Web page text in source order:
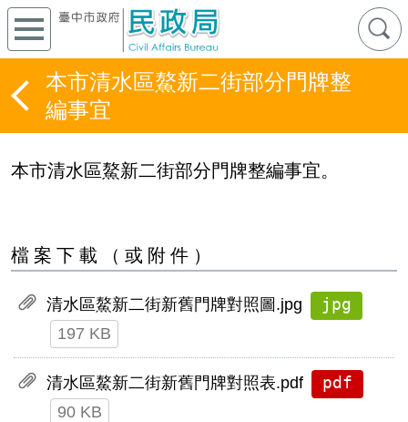
本市清水區鰲新二街部分門牌整
編事宜
本市清水區鰲新二街部分門牌整編事宜。
檔案下載（或附件）
清水區鰲新二街新舊門牌對照圖.jpg jpg
197 KB
清水區鰲新二街新舊門牌對照表.pdf pdf
90 KB